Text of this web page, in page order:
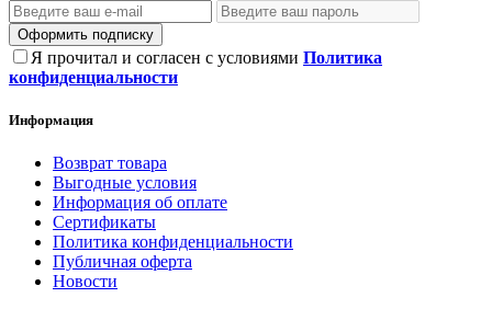
Оформить подписку
Я прочитал и согласен с условиями Политика
конфиденциальности
Информация
Возврат товара
Выгодные условия
Информация об оплате
Сертификаты
Политика конфиденциальности
Публичная оферта
Новости